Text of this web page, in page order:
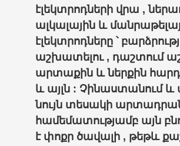
էլեկտրոդների վրա ,
ալկալային և
էլեկտրոդները ՝
աշխատելու , դաշտում
արտաքին և ներքին
և այլն : Չինաստանում և
նույն տեսակի
համեմատությամբ այն
է փոքր ծավալի , թեթև